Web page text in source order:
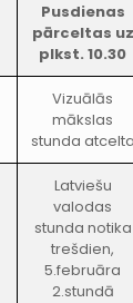
Pusdienas
pārceltas uz
plkst. 10.30
Vizuālās
mākslas
stunda
Latviešu
valodas
stunda notika
trešdien,
5.februāra
2.stundā